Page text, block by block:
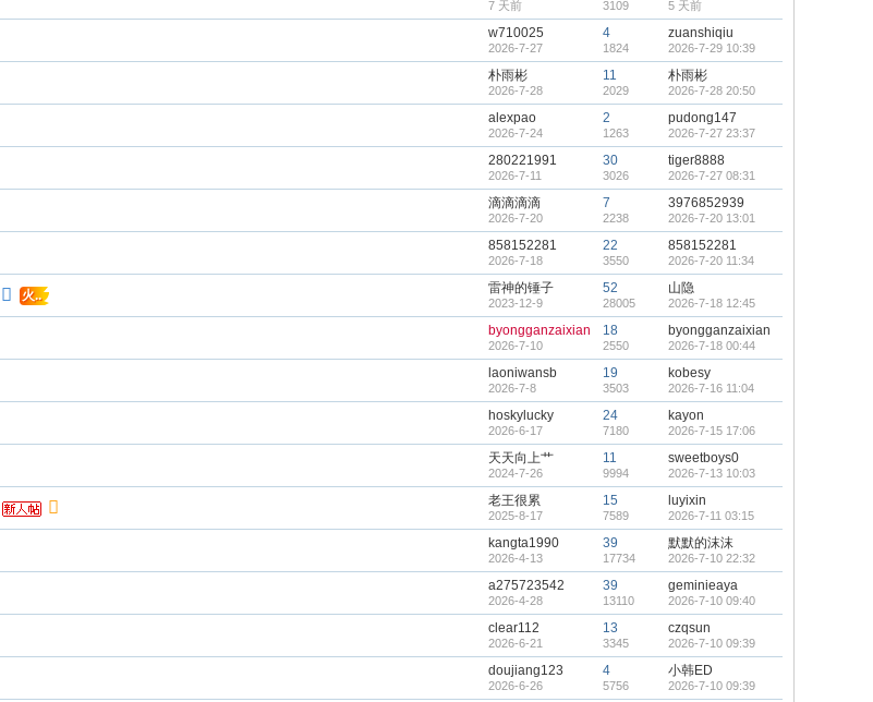
7 天前 3109 5 天前
w710025
2026-7-27
4
1824
zuanshiqiu
2026-7-29 10:39
朴雨彬
2026-7-28
11
2029
朴雨彬
2026-7-28 20:50
alexpao
2026-7-24
2
1263
pudong147
2026-7-27 23:37
280221991
2026-7-11
30
3026
tiger8888
2026-7-27 08:31
滴滴滴滴
2026-7-20
7
2238
3976852939
2026-7-20 13:01
858152281
2026-7-18
22
3550
858152281
2026-7-20 11:34
火..
雷神的锤子
2023-12-9
52
28005
山隐
2026-7-18 12:45
byongganzaixian
2026-7-10
18
2550
byongganzaixian
2026-7-18 00:44
laoniwansb
2026-7-8
19
3503
kobesy
2026-7-16 11:04
hoskylucky
2026-6-17
24
7180
kayon
2026-7-15 17:06
天天向上艹
2024-7-26
11
9994
sweetboys0
2026-7-13 10:03
老王很累
2025-8-17
15
7589
luyixin
2026-7-11 03:15
kangta1990
2026-4-13
39
17734
默默的沫沫
2026-7-10 22:32
a275723542
2026-4-28
39
13110
geminieaya
2026-7-10 09:40
clear112
2026-6-21
13
3345
czqsun
2026-7-10 09:39
doujiang123
2026-6-26
4
5756
小韩ED
2026-7-10 09:39